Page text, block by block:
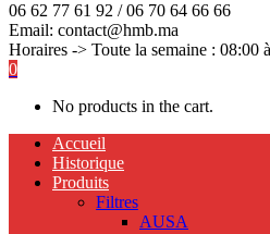
06 62 77 61 92 / 06 70 64 66 66
Email: contact@hmb.ma
Horaires -> Toute la semaine : 08:00
0
No products in the cart.
Accueil
Historique
Produits
Filtres
AUSA